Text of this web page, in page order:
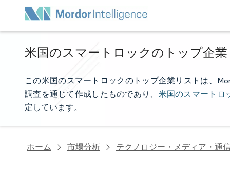
米国のスマートロックのトップ企
この米国のスマートロックのトップ企業リストは、
調査を通じて作成したものであり、 米国のスマートロ
定しています。
ホーム 市場分析 テクノロジー・メディア・通